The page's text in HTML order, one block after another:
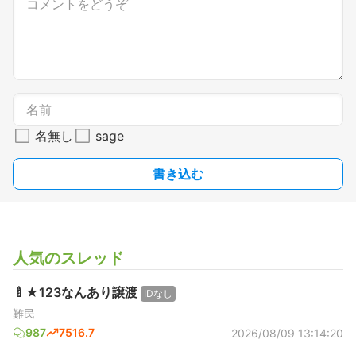
名無し sage
書き込む
人気のスレッド
🍼★123なんあり譲渡 IDなし
難民
987
7516.7 2026/08/09 13:14:20